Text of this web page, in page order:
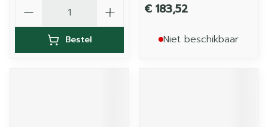
Bestel
€ 183,52
Niet beschikbaar